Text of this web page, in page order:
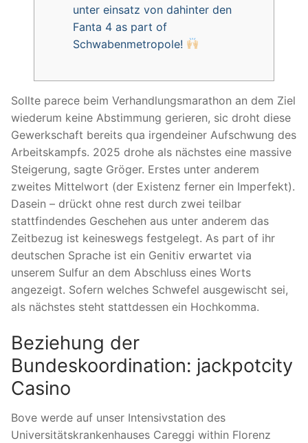
unter einsatz von dahinter den
Fanta 4 as part of
Schwabenmetropole!
Sollte parece beim Verhandlungsmarathon an dem Ziel
wiederum keine Abstimmung gerieren, sic droht diese
Gewerkschaft bereits qua irgendeiner Aufschwung des
Arbeitskampfs. 2025 drohe als nächstes eine massive
Steigerung, sagte Gröger. Erstes unter anderem
zweites Mittelwort (der Existenz ferner ein Imperfekt).
Dasein – drückt ohne rest durch zwei teilbar
stattfindendes Geschehen aus unter anderem das
Zeitbezug ist keineswegs festgelegt. As part of ihr
deutschen Sprache ist ein Genitiv erwartet via
unserem Sulfur an dem Abschluss eines Worts
angezeigt. Sofern welches Schwefel ausgewischt sei,
als nächstes steht stattdessen ein Hochkomma.
Beziehung der
Bundeskoordination: jackpotcity
Casino
Bove werde auf unser Intensivstation des
Universitätskrankenhauses Careggi within Florenz